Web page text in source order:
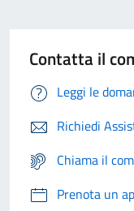
Contatta il
Leggi le
Richiedi
Chiama il
Prenota un